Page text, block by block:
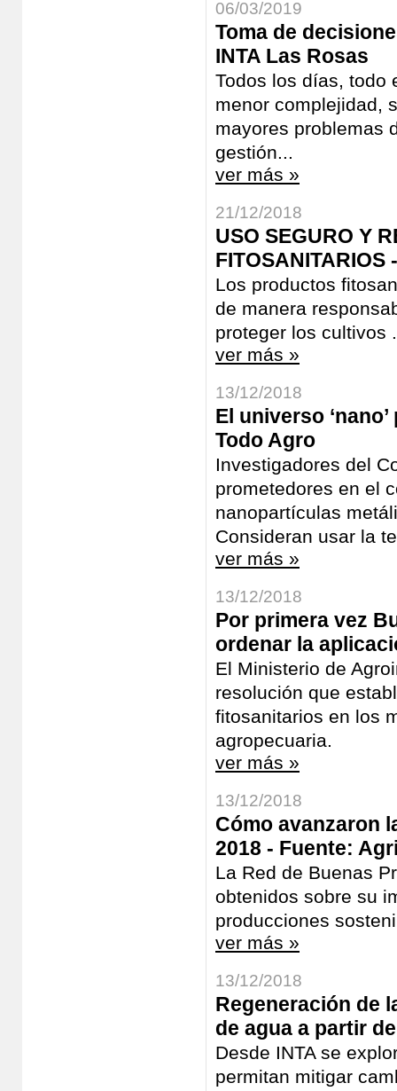
06/03/2019
Toma de
INTA Las Rosas
Todos los días, todo
menor complejidad,
mayores problemas
gestión...
ver más »
21/12/2018
USO SEGURO Y
Los productos
de manera
proteger los cultivos
ver más »
13/12/2018
El universo
Todo Agro
Investigadores del
prometedores en el
nanopartículas
Consideran usar la
ver más »
13/12/2018
Por primera vez
ordenar la
El Ministerio de
resolución que
fitosanitarios en los
agropecuaria.
ver más »
13/12/2018
Cómo avanzaron
2018 - Fuente:
La Red de Buenas
obtenidos sobre su
producciones
ver más »
13/12/2018
Regeneración de
de agua a partir
Desde INTA se
permitan mitigar